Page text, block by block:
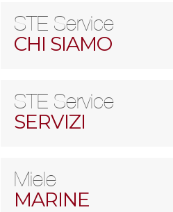
STE Service
CHI SIAMO
STE Service
SERVIZI
Miele
MARINE